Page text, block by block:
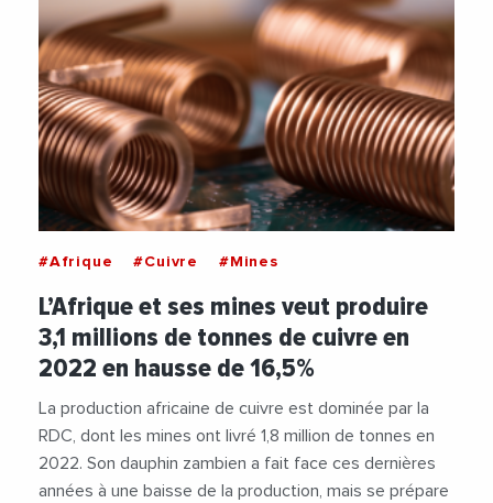
#Afrique #Cuivre #Mines
L’Afrique et ses mines veut produire
3,1 millions de tonnes de cuivre en
2022 en hausse de 16,5%
La production africaine de cuivre est dominée par la
RDC, dont les mines ont livré 1,8 million de tonnes en
2022. Son dauphin zambien a fait face ces dernières
années à une baisse de la production, mais se prépare